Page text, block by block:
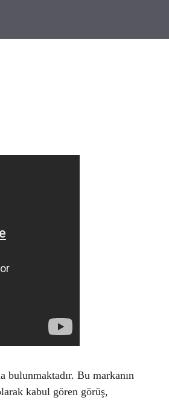
bulunmaktadır. Bu markanın
kabul gören görüş,